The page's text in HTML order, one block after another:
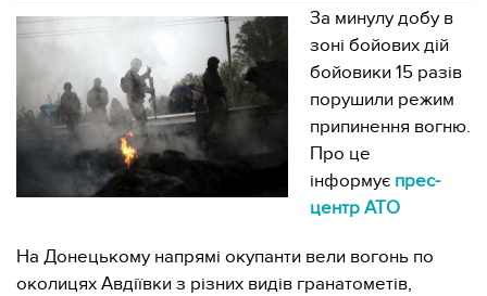
За минулу добу в
зоні бойових дій
бойовики 15 разів
порушили режим
припинення вогню.
Про це
інформує прес-
центр АТО
На Донецькому напрямі окупанти вели вогонь по
околицях Авдіївки з різних видів гранатометів,